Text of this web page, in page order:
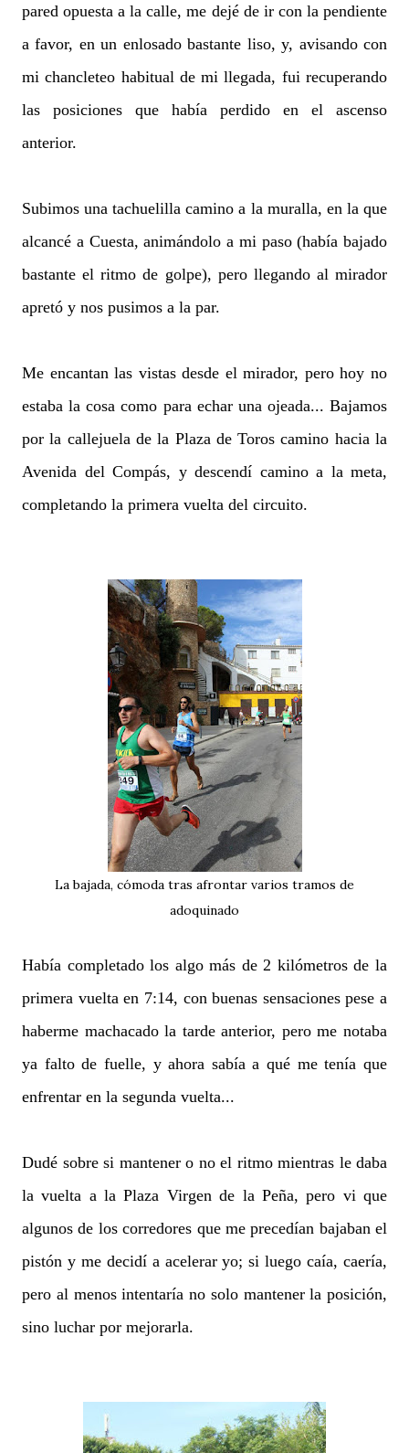
pared opuesta a la calle, me dejé de ir con la pendiente
a favor, en un enlosado bastante liso, y, avisando con
mi chancleteo habitual de mi llegada, fui recuperando
las posiciones que había perdido en el ascenso
anterior.
Subimos una tachuelilla camino a la muralla, en la que
alcancé a Cuesta, animándolo a mi paso (había bajado
bastante el ritmo de golpe), pero llegando al mirador
apretó y nos pusimos a la par.
Me encantan las vistas desde el mirador, pero hoy no
estaba la cosa como para echar una ojeada... Bajamos
por la callejuela de la Plaza de Toros camino hacia la
Avenida del Compás, y descendí camino a la meta,
completando la primera vuelta del circuito.
La bajada, cómoda tras afrontar varios tramos de
adoquinado
Había completado los algo más de 2 kilómetros de la
primera vuelta en 7:14, con buenas sensaciones pese a
haberme machacado la tarde anterior, pero me notaba
ya falto de fuelle, y ahora sabía a qué me tenía que
enfrentar en la segunda vuelta...
Dudé sobre si mantener o no el ritmo mientras le daba
la vuelta a la Plaza Virgen de la Peña, pero vi que
algunos de los corredores que me precedían bajaban el
pistón y me decidí a acelerar yo; si luego caía, caería,
pero al menos intentaría no solo mantener la posición,
sino luchar por mejorarla.